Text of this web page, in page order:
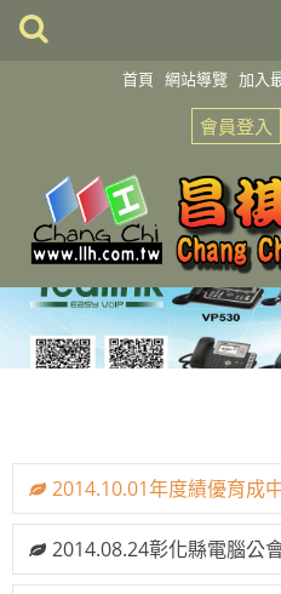
首頁 網站導覽 加入
會員登入
2014.10.01年度績優育成
2014.08.24彰化縣電腦公